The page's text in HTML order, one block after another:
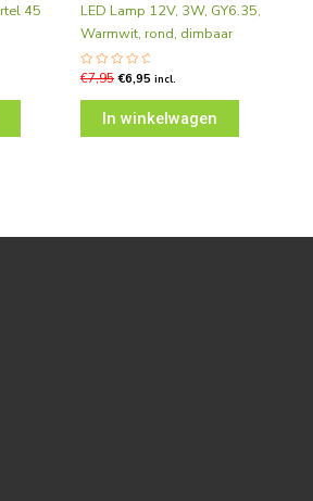
45
de
productpagina
LED Lamp 12V, 3W, GY6.35,
Warmwit, rond, dimbaar
Gewaardeerd
0
€7,95€6,95 incl.
In winkelwagen